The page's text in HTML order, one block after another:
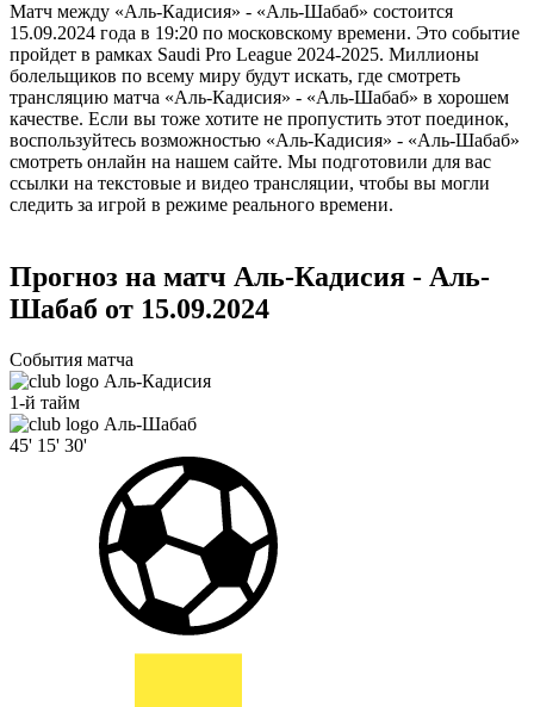
Матч между «Аль-Кадисия» - «Аль-Шабаб» состоится
15.09.2024 года в 19:20 по московскому времени. Это событие
пройдет в рамках Saudi Pro League 2024-2025. Миллионы
болельщиков по всему миру будут искать, где смотреть
трансляцию матча «Аль-Кадисия» - «Аль-Шабаб» в хорошем
качестве. Если вы тоже хотите не пропустить этот поединок,
воспользуйтесь возможностью «Аль-Кадисия» - «Аль-Шабаб»
смотреть онлайн на нашем сайте. Мы подготовили для вас
ссылки на текстовые и видео трансляции, чтобы вы могли
следить за игрой в режиме реального времени.
Прогноз на матч Аль-Кадисия - Аль-
Шабаб от 15.09.2024
События матча
Аль-Кадисия
1-й тайм
Аль-Шабаб
45' 15' 30'